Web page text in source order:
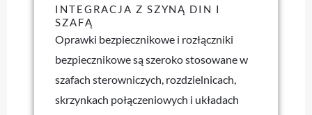
INTEGRACJA Z SZYNĄ DIN I
SZAFĄ
Oprawki bezpiecznikowe i rozłączniki
bezpiecznikowe są szeroko stosowane w
szafach sterowniczych, rozdzielnicach,
skrzynkach połączeniowych i układach